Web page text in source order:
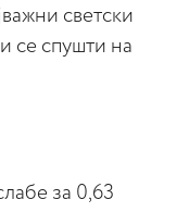
светски
се спушти на
за 0,63